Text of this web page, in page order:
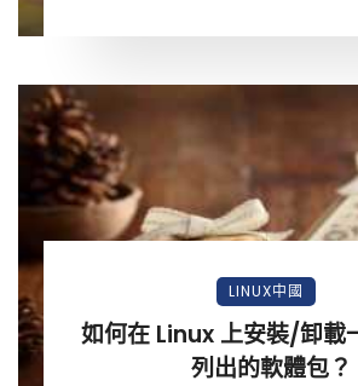
LINUX中國
如何在 Linux 上安裝/卸載
列出的軟體包？